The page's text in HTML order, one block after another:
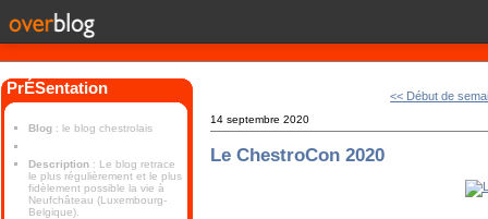
PrÉSentation
Blog : le blog chestrolais
Description : Le blog retrace
le plus régulièrement et le plus
fidèlement possible la vie à
Neufchâteau (Luxembourg-
Belgique).
<< Début de
14 septembre 2020
Le ChestroCon 2020